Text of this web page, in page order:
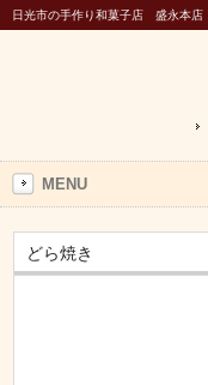
日光市の手作り和菓子店 盛永本店
MENU
どら焼き